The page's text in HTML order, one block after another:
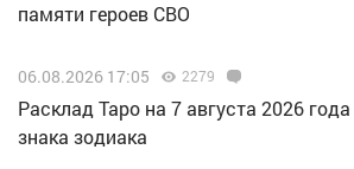
памяти героев СВО
06.08.2026 17:05 2279
Расклад Таро на 7 августа 2026
знака зодиака